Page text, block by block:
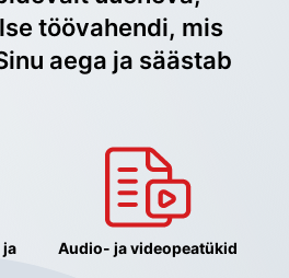
töövahendi, mis
aega ja säästab
Audio- ja videopeatükid